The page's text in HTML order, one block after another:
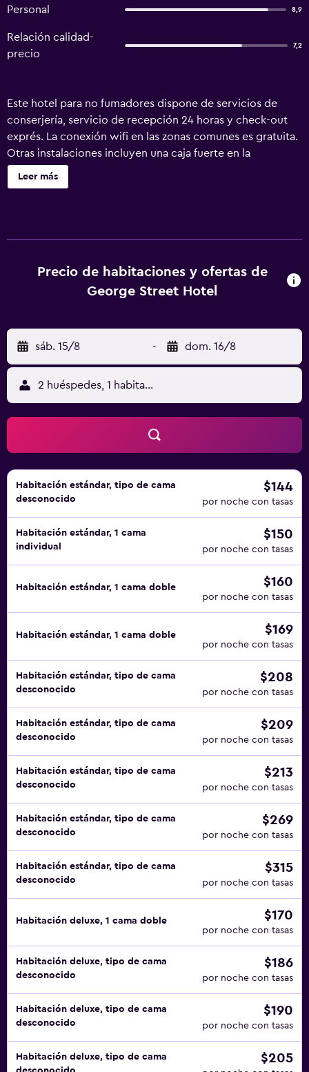
Personal 8,9
Relación calidad-
precio
7,2
Este hotel para no fumadores dispone de servicios de
conserjería, servicio de recepción 24 horas y check-out
exprés. La conexión wifi en las zonas comunes es gratuita.
Otras instalaciones incluyen una caja fuerte en la
recepción y personal multilingüe. George Street Hotel
ofrece 41 alojamientos con aire acondicionado, caja fuerte
frigorífico y cafetera y tetera. Los baños están equipados
con bañera y ducha independientes con cabezal de ducha
Este hotel en Oxford ofrece acceso a Internet gratis por
cable y wifi. La velocidad del wifi es de 50 Mbps o más.
Los servicios para las personas de negocios incluyen
escritorio y teléfono. Es posible solicitar juegos de cama
hipoalergénicos y tabla de planchar con plancha. Se
ofrece servicio de limpieza todos los días.
Leer más
Precio de habitaciones y ofertas de
George Street Hotel
sáb. 15/8 - dom. 16/8
2 huéspedes, 1 habitación
Habitación estándar, tipo de cama
desconocido
$144
por noche con tasas
Habitación estándar, 1 cama
individual
$150
por noche con tasas
Habitación estándar, 1 cama doble $160
por noche con tasas
Habitación estándar, 1 cama doble $169
por noche con tasas
Habitación estándar, tipo de cama
desconocido
$208
por noche con tasas
Habitación estándar, tipo de cama
desconocido
$209
por noche con tasas
Habitación estándar, tipo de cama
desconocido
$213
por noche con tasas
Habitación estándar, tipo de cama
desconocido
$269
por noche con tasas
Habitación estándar, tipo de cama
desconocido
$315
por noche con tasas
Habitación deluxe, 1 cama doble $170
por noche con tasas
Habitación deluxe, tipo de cama
desconocido
$186
por noche con tasas
Habitación deluxe, tipo de cama
desconocido
$190
por noche con tasas
Habitación deluxe, tipo de cama
$205